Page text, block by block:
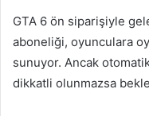
GTA 6 ön siparişiyle
aboneliği, oyunculara
sunuyor. Ancak
dikkatli olunmazsa